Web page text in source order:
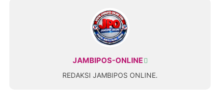
JAMBIPOS-ONLINE
REDAKSI JAMBIPOS ONLINE.